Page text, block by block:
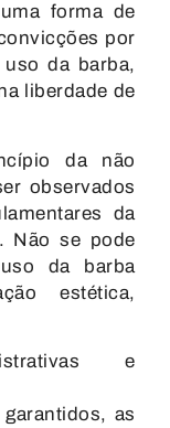
forma de
por
da barba,
liberdade de
da não
observados
da
Não se pode
da barba
estética,
e
as